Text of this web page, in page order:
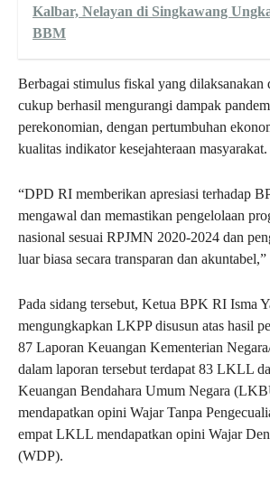
Kalbar, Nelayan di Singkawang
BBM
Berbagai stimulus fiskal yang dilaksanakan
cukup berhasil mengurangi dampak
perekonomian, dengan pertumbuhan
kualitas indikator kesejahteraan masyarakat.
“DPD RI memberikan apresiasi terhadap
mengawal dan memastikan pengelolaan
nasional sesuai RPJMN 2020-2024 dan
luar biasa secara transparan dan
Pada sidang tersebut, Ketua BPK RI Isma
mengungkapkan LKPP disusun atas hasil
87 Laporan Keuangan Kementerian
dalam laporan tersebut terdapat 83 LKLL
Keuangan Bendahara Umum Negara
mendapatkan opini Wajar Tanpa
empat LKLL mendapatkan opini Wajar
(WDP).